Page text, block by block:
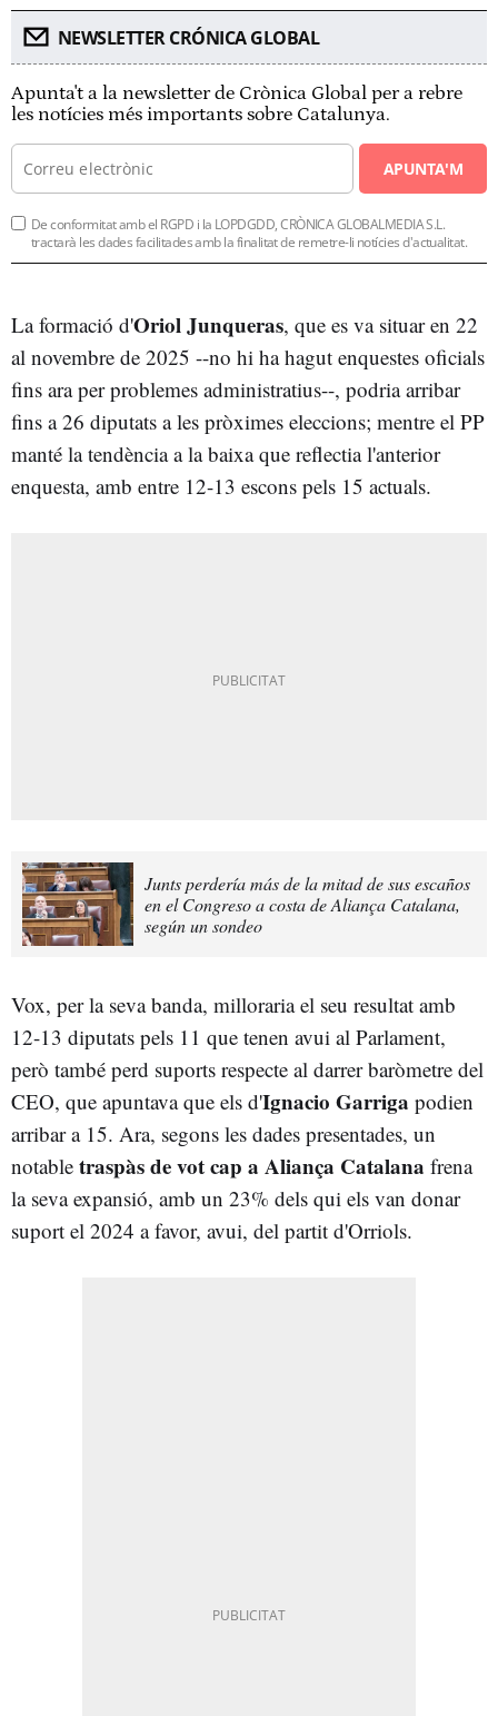
NEWSLETTER CRÓNICA GLOBAL
Apunta't a la newsletter de Crònica Global per a rebre
les notícies més importants sobre Catalunya.
APUNTA'M
De conformitat amb el RGPD i la LOPDGDD, CRÒNICA GLOBALMEDIA S.L.
tractarà les dades facilitades amb la finalitat de remetre-li notícies d'actualitat.
La formació d'Oriol Junqueras, que es va situar en 22
al novembre de 2025 --no hi ha hagut enquestes oficials
fins ara per problemes administratius--, podria arribar
fins a 26 diputats a les pròximes eleccions; mentre el PP
manté la tendència a la baixa que reflectia l'anterior
enquesta, amb entre 12-13 escons pels 15 actuals.
Junts perdería más de la mitad de sus escaños
en el Congreso a costa de Aliança Catalana,
según un sondeo
Vox, per la seva banda, milloraria el seu resultat amb
12-13 diputats pels 11 que tenen avui al Parlament,
però també perd suports respecte al darrer baròmetre del
CEO, que apuntava que els d'Ignacio Garriga podien
arribar a 15. Ara, segons les dades presentades, un
notable traspàs de vot cap a Aliança Catalana frena
la seva expansió, amb un 23% dels qui els van donar
suport el 2024 a favor, avui, del partit d'Orriols.